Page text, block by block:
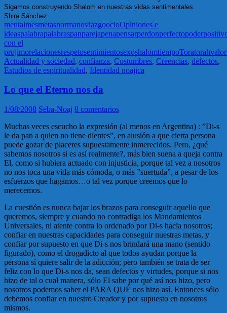
Sigamos construyendo Shalom en nuestras vidas sentimentales.
Shira Sánchez
mentalmesmetasnormanoviazgoocioOpiniones e
ideaspalabrapalabraspanparejapenapensarperdonperfectopoder
con el
projimorelacionesrespetosentimientosexoshalomtiempoToratorahvalor
Actualidad y sociedad, confianza, Costumbres, Creencias, defectos,
Estudios de espiritualidad, Identidad noajica
Lo que el Eterno nos da
1/08/2008 Seba-Noaj 8 comentarios
Muchas veces escucho la expresión (al menos en Argentina) : ”Di-s
le da pan a quien no tiene dientes”, en alusión a que cierta persona
puede gozar de placeres supuestamente inmerecidos. Pero, ¿qué
sabemos nosotros si es así realmente?, más bien suena a queja contra
El, como si hubiera actuado con injusticia, porque tal vez a nosotros
no nos toca una vida más cómoda, o más ”suertuda”, a pesar de los
esfuerzos que hagamos…o tal vez porque creemos que lo
merecemos.
La cuestión es nunca bajar los brazos para conseguir aquello que
queremos, siempre y cuando no contradiga los Mandamientos
Universales, ni atente contra lo ordenado por Di-s hacia nosotros;
confiar en nuestras capacidades para conseguir nuestras metas, y
confiar por supuesto en que Di-s nos brindará una mano (sentido
figurado), como el drogadicto al que todos ayudan porque la
persona sí quiere salir de la adicción; pero también se trata de ser
feliz con lo que Di-s nos da, sean defectos y virtudes, porque si nos
hizo de tal o cual manera, sólo El sabe por qué así nos hizo, pero
nosotros podemos saber el PARA QUÉ nos hizo así. Entonces sólo
debemos confiar en nuestro Creador y por supuesto en nosotros
mismos.